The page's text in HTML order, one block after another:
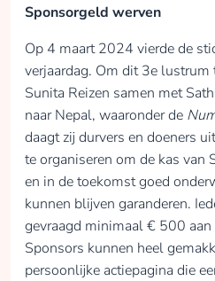
Sponsorgeld werven
Op 4 maart 2024 vierde de
verjaardag. Om dit 3e lustrum
Sunita Reizen samen met
naar Nepal, waaronder de
daagt zij durvers en doeners
te organiseren om de kas van
en in de toekomst goed
kunnen blijven garanderen.
gevraagd minimaal € 500
Sponsors kunnen heel
persoonlijke actiepagina die